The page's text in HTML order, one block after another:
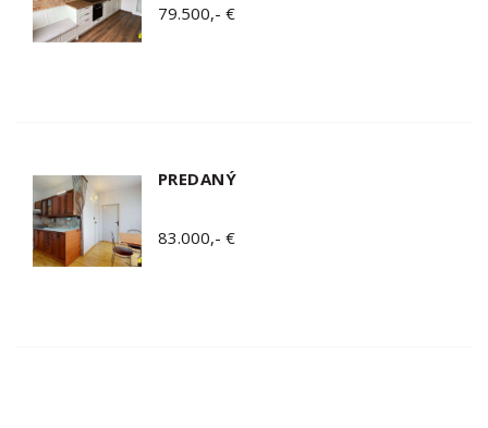
79.500,- €
PREDANÝ
83.000,- €